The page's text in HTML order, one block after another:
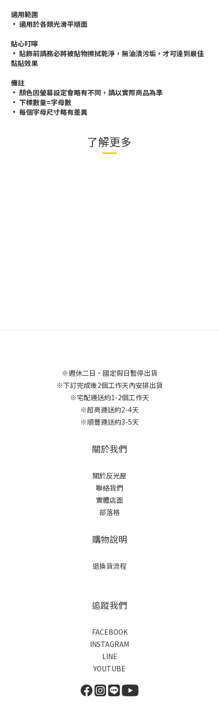
適用範圍
• 適用於各類光滑平順面
貼心叮嚀
• 貼飾前請務必將被貼物擦拭乾淨，無油漬污垢，才可達到最佳
黏貼效果
備註
• 顏色因螢幕設定會略有不同，請以實際商品為準
• 下標數量=字母數
• 每個字母尺寸略有差異
了解更多
※週休二日、國定假日暫停出貨
※下訂完成後2個工作天內安排出貨
※宅配運送約1-2個工作天
※超商運送約2-4天
※順豐運送約3-5天
關於我們
關於反光屋
聯絡我們
實體店面
部落格
購物說明
退換貨流程
追蹤我們
FACEBOOK
INSTAGRAM
LINE
YOUTUBE